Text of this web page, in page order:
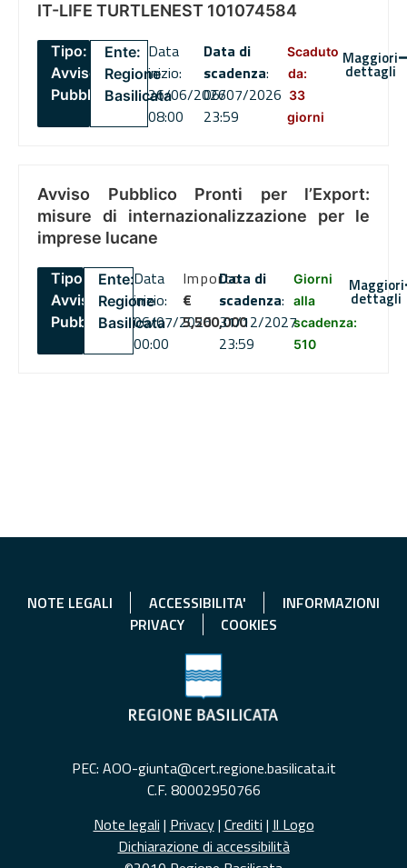
IT-LIFE TURTLENEST 101074584
Tipo:
Avviso
Pubblico
Ente:
Regione
Basilicata
Data
inizio:
26/06/2026
08:00
Data di
scadenza:
06/07/2026
23:59
Scaduto
da:
33
giorni
Maggiori
dettagli
Avviso Pubblico Pronti per l’Export:
misure di internazionalizzazione per le
imprese lucane
Tipo:
Avviso
Pubblico
Ente:
Regione
Basilicata
Data
inizio:
06/07/2026
00:00
Importo
€
5,500,000
Data di
scadenza:
31/12/2027
23:59
Giorni
alla
scadenza:
510
Maggiori
dettagli
NOTE LEGALI ACCESSIBILITA'
INFORMAZIONI
PRIVACY
COOKIES
PEC: AOO-giunta@cert.regione.basilicata.it
C.F. 80002950766
Note legali | Privacy| Crediti | Il Logo
Dichiarazione di accessibilità